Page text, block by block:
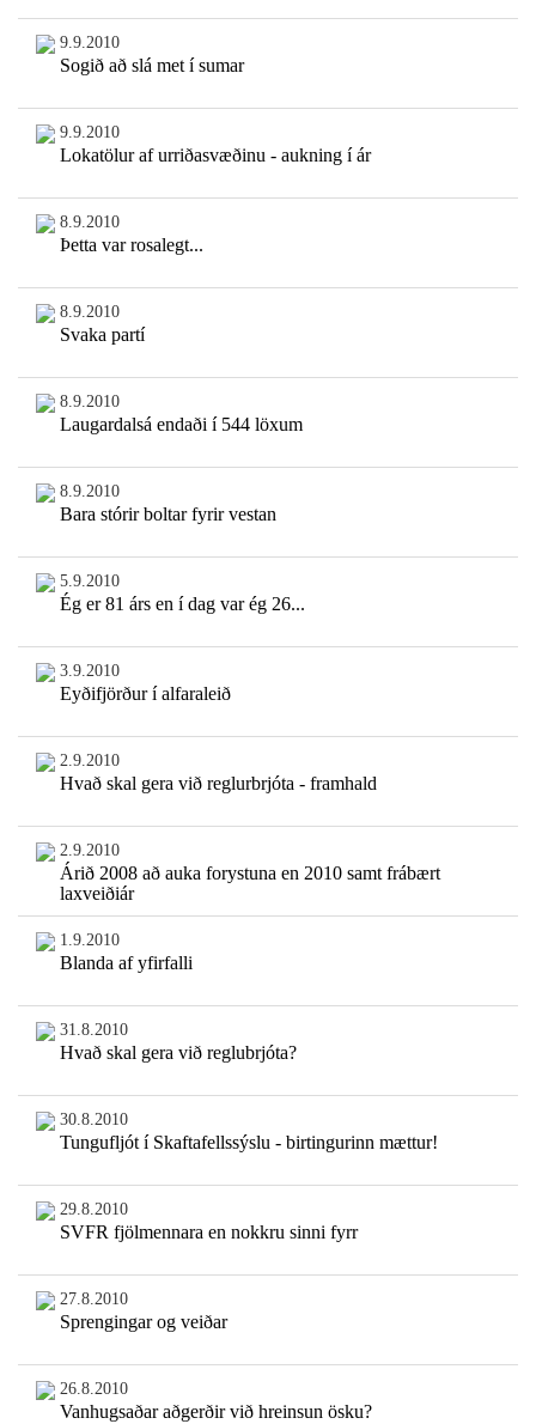
9.9.2010
Sogið að slá met í sumar
9.9.2010
Lokatölur af urriðasvæðinu - aukning í ár
8.9.2010
Þetta var rosalegt...
8.9.2010
Svaka partí
8.9.2010
Laugardalsá endaði í 544 löxum
8.9.2010
Bara stórir boltar fyrir vestan
5.9.2010
Ég er 81 árs en í dag var ég 26...
3.9.2010
Eyðifjörður í alfaraleið
2.9.2010
Hvað skal gera við reglurbrjóta - framhald
2.9.2010
Árið 2008 að auka forystuna en 2010 samt frábært
laxveiðiár
1.9.2010
Blanda af yfirfalli
31.8.2010
Hvað skal gera við reglubrjóta?
30.8.2010
Tungufljót í Skaftafellssýslu - birtingurinn mættur!
29.8.2010
SVFR fjölmennara en nokkru sinni fyrr
27.8.2010
Sprengingar og veiðar
26.8.2010
Vanhugsaðar aðgerðir við hreinsun ösku?